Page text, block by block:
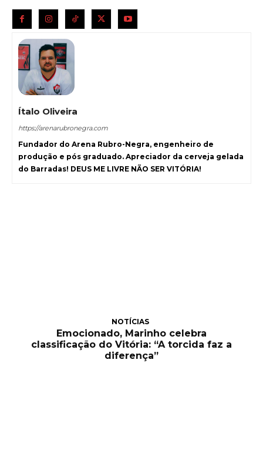
Ítalo Oliveira
https://arenarubronegra.com
Fundador do Arena Rubro-Negra, engenheiro de
produção e pós graduado. Apreciador da cerveja gelada
do Barradas! DEUS ME LIVRE NÃO SER VITÓRIA!
NOTÍCIAS
Emocionado, Marinho celebra
classificação do Vitória: “A torcida faz a
diferença”